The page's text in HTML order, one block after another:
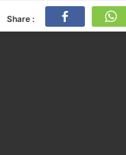
Share :